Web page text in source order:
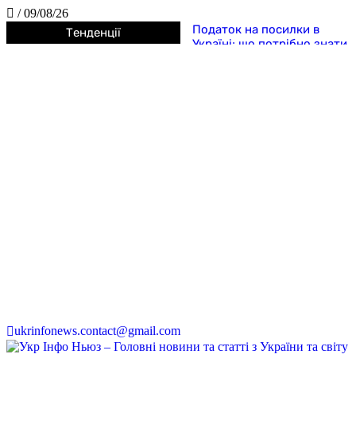
/ 09/08/26
Тенденції
Податок на посилки в
Україні: що потрібно знати
ukrinfonews.contact@gmail.com